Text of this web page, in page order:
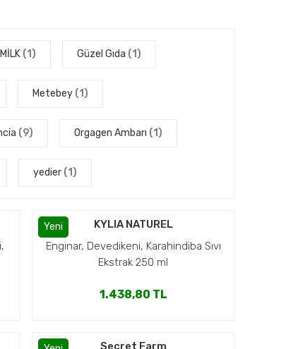
(1) Güzel Gıda (1)
Metebey (1)
(9) Orgagen Ambarı (1)
yedier (1)
Yeni
KYLIA NATUREL
Enginar, Devedikeni, Karahindiba Sıvı
Ekstrak 250 ml
1.438,80 TL
Secret Farm